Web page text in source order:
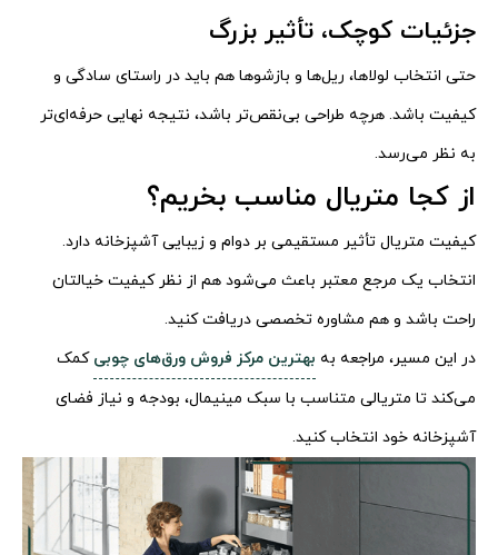
جزئیات کوچک، تأثیر بزرگ
حتی انتخاب لولاها، ریل‌ها و بازشوها هم باید در راستای سادگی و
کیفیت باشد. هرچه طراحی بی‌نقص‌تر باشد، نتیجه نهایی حرفه‌ای‌تر
به نظر می‌رسد.
از کجا متریال مناسب بخریم؟
کیفیت متریال تأثیر مستقیمی بر دوام و زیبایی آشپزخانه دارد.
انتخاب یک مرجع معتبر باعث می‌شود هم از نظر کیفیت خیالتان
راحت باشد و هم مشاوره تخصصی دریافت کنید.
در این مسیر، مراجعه به بهترین مرکز فروش ورق‌های چوبی کمک
می‌کند تا متریالی متناسب با سبک مینیمال، بودجه و نیاز فضای
آشپزخانه خود انتخاب کنید.